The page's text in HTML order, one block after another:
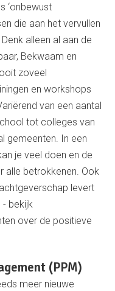
‘onbewust
die aan het vervullen
alleen al aan de
Bekwaam en
zoveel
en workshops
van een aantal
tot colleges van
gemeenten. In een
je veel doen en de
alle betrokkenen. Ook
levert
- bekijk
over de positieve
(PPM)
meer nieuwe